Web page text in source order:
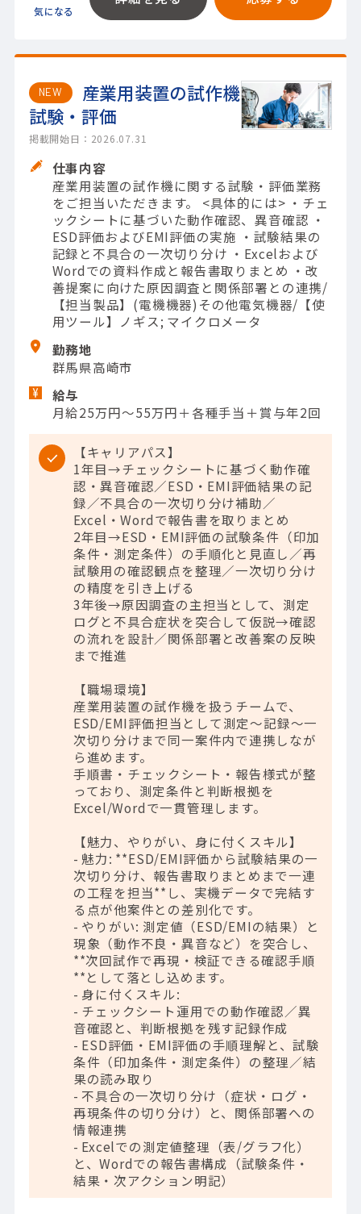
NEW
産業用装置の試作機
試験・評価
掲載開始日：2026.07.31
仕事内容
産業用装置の試作機に関する試験・評価業務
をご担当いただきます。 <具体的には> ・チェ
ックシートに基づいた動作確認、異音確認 ・
ESD評価およびEMI評価の実施 ・試験結果の
記録と不具合の一次切り分け ・Excelおよび
Wordでの資料作成と報告書取りまとめ ・改
善提案に向けた原因調査と関係部署との連携/
【担当製品】(電機機器)その他電気機器/【使
用ツール】ノギス; マイクロメータ
勤務地
群馬県高崎市
給与
月給25万円～55万円＋各種手当＋賞与年2回
【キャリアパス】
1年目→チェックシートに基づく動作確
認・異音確認／ESD・EMI評価結果の記
録／不具合の一次切り分け補助／
Excel・Wordで報告書を取りまとめ
2年目→ESD・EMI評価の試験条件（印加
条件・測定条件）の手順化と見直し／再
試験用の確認観点を整理／一次切り分け
の精度を引き上げる
3年後→原因調査の主担当として、測定
ログと不具合症状を突合して仮説→確認
の流れを設計／関係部署と改善案の反映
まで推進
【職場環境】
産業用装置の試作機を扱うチームで、
ESD/EMI評価担当として測定～記録～一
次切り分けまで同一案件内で連携しなが
ら進めます。
手順書・チェックシート・報告様式が整
っており、測定条件と判断根拠を
Excel/Wordで一貫管理します。
【魅力、やりがい、身に付くスキル】
- 魅力: **ESD/EMI評価から試験結果の一
次切り分け、報告書取りまとめまで一連
の工程を担当**し、実機データで完結す
る点が他案件との差別化です。
- やりがい: 測定値（ESD/EMIの結果）と
現象（動作不良・異音など）を突合し、
**次回試作で再現・検証できる確認手順
**として落とし込めます。
- 身に付くスキル:
- チェックシート運用での動作確認／異
音確認と、判断根拠を残す記録作成
- ESD評価・EMI評価の手順理解と、試験
条件（印加条件・測定条件）の整理／結
果の読み取り
- 不具合の一次切り分け（症状・ログ・
再現条件の切り分け）と、関係部署への
情報連携
- Excelでの測定値整理（表/グラフ化）
と、Wordでの報告書構成（試験条件・
結果・次アクション明記）